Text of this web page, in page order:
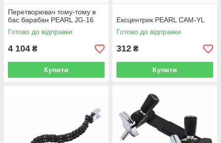
Перетворювач тому-тому в
бас барабан PEARL JG-16
Готово до відправки
4 104 ₴
Купити
Ексцентрик PEARL CAM-YL
Готово до відправки
312 ₴
Купити